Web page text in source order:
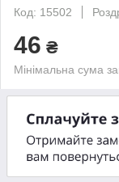
Код: 15502
46 ₴
Мінімальна сума